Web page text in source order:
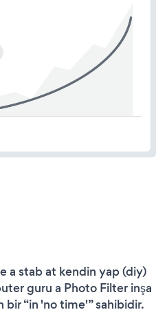
a stab at kendin yap (diy)
guru a Photo Filter inşa
“in 'no time'” sahibidir.